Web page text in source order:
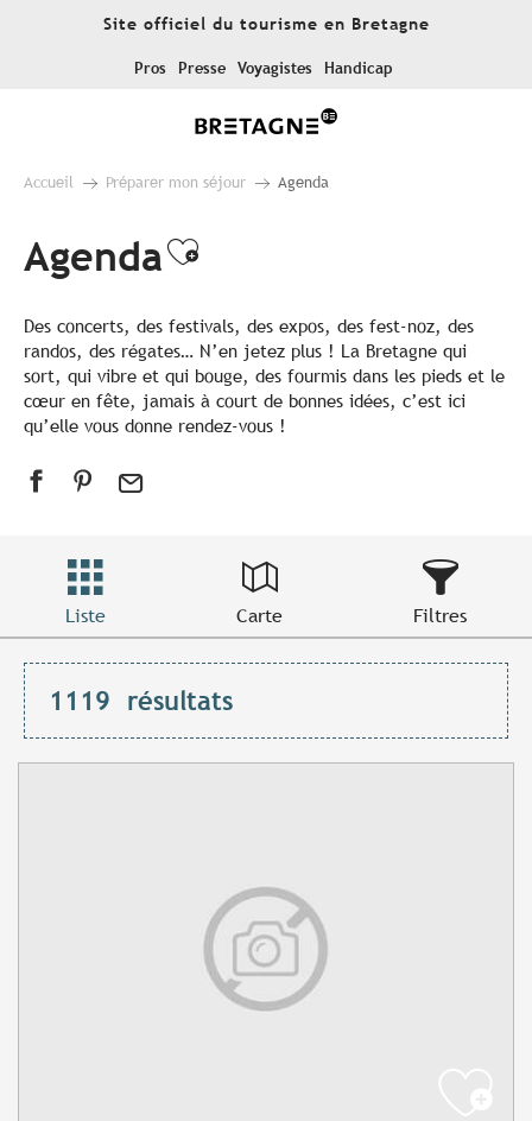
Site officiel du tourisme en Bretagne
Pros Presse Voyagistes Handicap
Accueil Préparer mon séjour Agenda
AgendaAjouter aux favoris
Des concerts, des festivals, des expos, des fest-noz, des
randos, des régates… N’en jetez plus ! La Bretagne qui
sort, qui vibre et qui bouge, des fourmis dans les pieds et le
cœur en fête, jamais à court de bonnes idées, c’est ici
qu’elle vous donne rendez-vous !
Liste Carte Filtres
1119 résultats